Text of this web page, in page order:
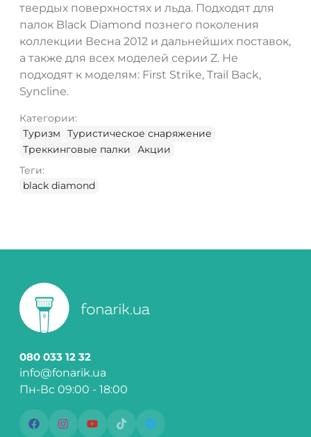
твердых поверхностях и льда. Подходят для
палок Black Diamond познего поколения
коллекции Весна 2012 и дальнейших поставок,
а также для всех моделей серии Z. Не
подходят к моделям: First Strike, Trail Back,
Syncline.
Категории:
Туризм
Туристическое снаряжение
Треккинговые палки
Акции
Теги:
black diamond
080 033 12 32
info@fonarik.ua
Пн-Вс 09:00 - 18:00